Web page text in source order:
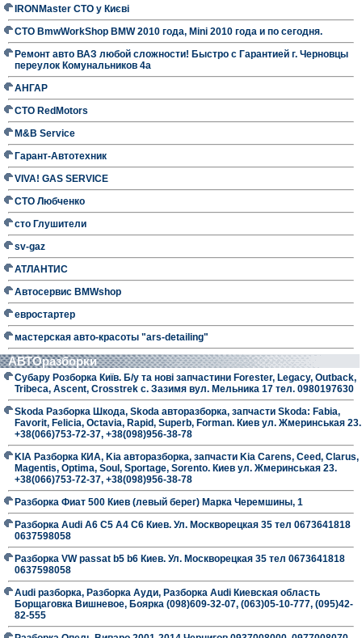
IRONMaster СТО у Києві
СТО BmwWorkShop BMW 2010 года, Mini 2010 года и по сегодня.
Ремонт авто ВАЗ любой сложности! Быстро с Гарантией г. Черновцы
переулок Комунальников 4а
АНГАР
СТО RedMotors
M&B Service
Гарант-Автотехник
VIVA! GAS SERVICE
СТО Любченко
сто Глушители
sv-gaz
АТЛАНТИС
Автосервис BMWshop
евростартер
мастерская авто-красоты "ars-detailing"
АВТОразборки
Субару Розборка Київ. Б/у та нові запчастини Forester, Legacy, Outback,
Tribeca, Ascent, Crosstrek с. Зазимя вул. Мельника 17 тел. 0980197630
Skoda Разборка Шкода, Skoda авторазборка, запчасти Skoda: Fabia,
Favorit, Felicia, Octavia, Rapid, Superb, Forman. Киев ул. Жмеринськая 23.
+38(066)753-72-37, +38(098)956-38-78
KIA Разборка КИА, Kia авторазборка, запчасти Kia Carens, Ceed, Clarus,
Magentis, Optima, Soul, Sportage, Sorento. Киев ул. Жмеринськая 23.
+38(066)753-72-37, +38(098)956-38-78
Разборка Фиат 500 Киев (левый берег) Марка Черемшины, 1
Разборка Audi A6 C5 A4 C6 Киев. Ул. Москворецкая 35 тел 0673641818
0637598058
Разборка VW passat b5 b6 Киев. Ул. Москворецкая 35 тел 0673641818
0637598058
Audi разборка, Разборка Ауди, Разборка Audi Киевская область
Борщаговка Вишневое, Боярка (098)609-32-07, (063)05-10-777, (095)42-
82-555